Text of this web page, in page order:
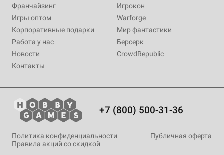
Франчайзинг
Игры оптом
Корпоративные подарки
Работа у нас
Новости
Контакты
Игрокон
Warforge
Мир фантастики
Берсерк
CrowdRepublic
+7 (800) 500-31-36
Политика конфиденциальности
Публичная оферта
Правила акций со скидкой